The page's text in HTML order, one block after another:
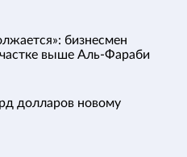
бизнесмен
выше Аль-Фараби
долларов новому